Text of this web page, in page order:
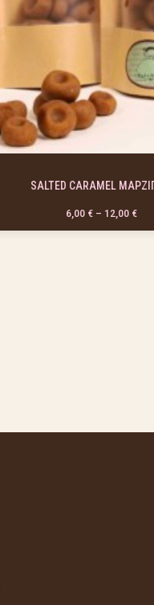
SALTED CARAMEL
6,00 € – 12,00 €